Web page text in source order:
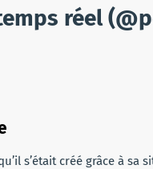
réel
s’était créé grâce à sa